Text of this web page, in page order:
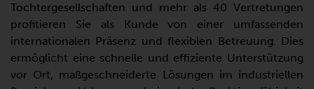
Tochtergesellschaften und mehr als 40 Vertretungen
profitieren Sie als Kunde von einer umfassenden
internationalen Präsenz und flexiblen Betreuung. Dies
ermöglicht eine schnelle und effiziente Unterstützung
vor Ort, maßgeschneiderte Lösungen im industriellen